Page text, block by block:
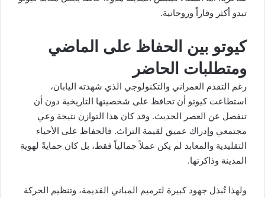
تبدو أكثر وقاراً وروحانية.
كيوتو بين الحفاظ على الماضي
ومتطلبات الحاضر
رغم التقدم العمراني والتكنولوجي الذي شهدته اليابان،
استطاعت كيوتو أن تحافظ على شخصيتها التاريخية دون أن
تنفصل عن العصر الحديث. وقد كان هذا التوازن نتيجة وعي
مجتمعي وإدراك عميق لقيمة التراث. فالحفاظ على الأحياء
التقليدية والمعابد لم يكن عملاً جمالياً فقط، بل كان حمايةً لهوية
المدينة وذاكرتها.
ولهذا تُبذل جهود كبيرة لترميم المباني القديمة، وتنظيم الحركة